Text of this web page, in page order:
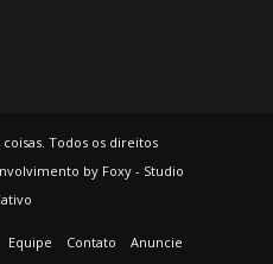
Todos os direitos
by Foxy - Studio
Equipe Contato Anuncie